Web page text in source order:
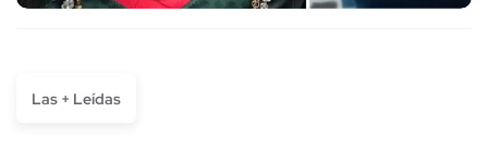
Las + Leídas